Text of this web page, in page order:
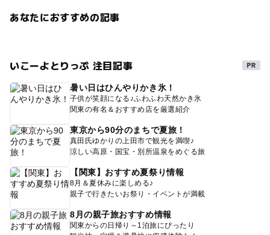
あなたにおすすめの記事
いこーよとりっぷ 注目記事
暑い日はひんやりかき氷！
子供が笑顔になる♪ふわふわ天然かき氷
関東の有名＆おすすめ店を厳選紹介
東京から90分のまちで夏旅！
真田氏ゆかりの上田市で観光を満喫♪
涼しい高原・国宝・別所温泉をめぐる旅
【関東】おすすめ夏祭り情報
8月＆夏休みに楽しめる♪
親子で行きたいお祭り・イベントが満載
8月の親子旅おすすめ情報
関東からの日帰り～1泊旅にぴったり